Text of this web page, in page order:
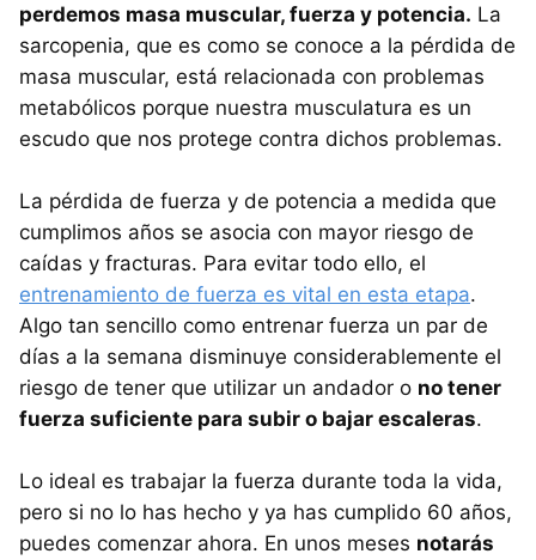
perdemos masa muscular, fuerza y potencia. La
sarcopenia, que es como se conoce a la pérdida de
masa muscular, está relacionada con problemas
metabólicos porque nuestra musculatura es un
escudo que nos protege contra dichos problemas.
La pérdida de fuerza y de potencia a medida que
cumplimos años se asocia con mayor riesgo de
caídas y fracturas. Para evitar todo ello, el
entrenamiento de fuerza es vital en esta etapa.
Algo tan sencillo como entrenar fuerza un par de
días a la semana disminuye considerablemente el
riesgo de tener que utilizar un andador o no tener
fuerza suficiente para subir o bajar escaleras.
Lo ideal es trabajar la fuerza durante toda la vida,
pero si no lo has hecho y ya has cumplido 60 años,
puedes comenzar ahora. En unos meses notarás